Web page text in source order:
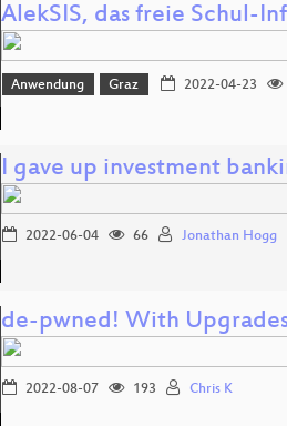
AlekSIS, das freie Schul-
Anwendung Graz 2022-04-23
I gave up investment
2022-06-04 66 Jonathan Hogg
de-pwned! With
2022-08-07 193 Chris K